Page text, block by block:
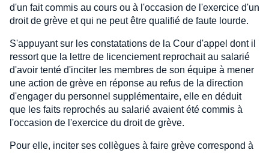
d'un fait commis au cours ou à l'occasion de l'exercice d'un
droit de grève et qui ne peut être qualifié de faute lourde.
S'appuyant sur les constatations de la Cour d'appel dont il
ressort que la lettre de licenciement reprochait au salarié
d'avoir tenté d'inciter les membres de son équipe à mener
une action de grève en réponse au refus de la direction
d'engager du personnel supplémentaire, elle en déduit
que les faits reprochés au salarié avaient été commis à
l'occasion de l'exercice du droit de grève.
Pour elle, inciter ses collègues à faire grève correspond à